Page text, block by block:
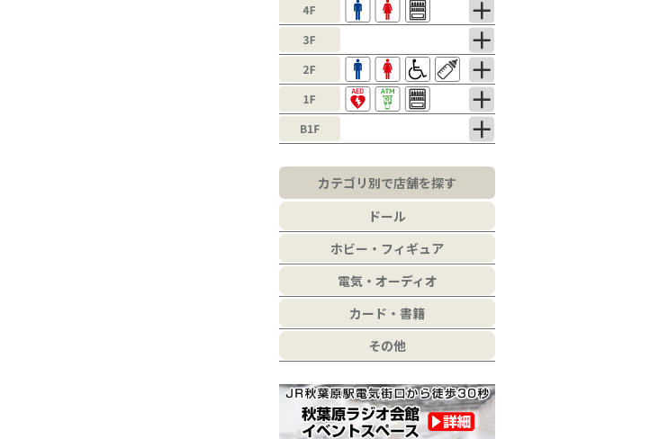
カテゴリ別で店舗を探す
ドール
ホビー・フィギュア
電気・オーディオ
カード・書籍
その他